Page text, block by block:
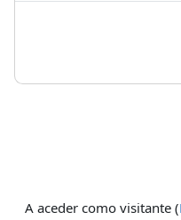
A aceder como visitante (